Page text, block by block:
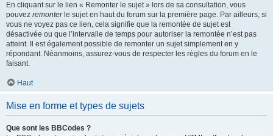
En cliquant sur le lien « Remonter le sujet » lors de sa consultation, vous
pouvez remonterle sujet en haut du forum sur la première page. Par ailleurs, si
vous ne voyez pas ce lien, cela signifie que la remontée de sujet est
désactivée ou que l’intervalle de temps pour autoriser la remontée n’est pas
atteint. Il est également possible de remonter un sujet simplement en y
répondant. Néanmoins, assurez-vous de respecter les règles du forum en le
faisant.
Haut
Mise en forme et types de sujets
Que sont les BBCodes ?